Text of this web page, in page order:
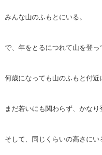
みんな山のふもとにいる。
で、年をとるにつれて山を登っ
何歳になっても山のふもと付近
まだ若いにも関わらず、かなり
そして、同じくらいの高さにい